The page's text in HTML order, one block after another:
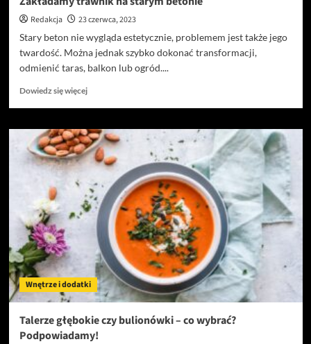
Redakcja
23 czerwca, 2023
Stary beton nie wygląda estetycznie, problemem jest także jego
twardość. Można jednak szybko dokonać transformacji,
odmienić taras, balkon lub ogród....
Dowiedz się więcejDowiedz
o
Zakładamy
trawnik
na
starym
betonie
Wnętrze i dodatki
Talerze głębokie czy bulionówki – co wybrać?
Podpowiadamy!